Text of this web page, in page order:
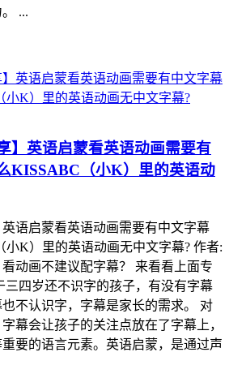
...
】英语启蒙看英语动画需要有
KISSABC（小K）里的英语动
英语启蒙看英语动画需要有中文字幕
小K）里的英语动画无中文字幕? 作者:
动画不建议配字幕？ 来看看上面专
三四岁还不识字的孩子，有没有字幕
不认识字，字幕是家长的需求。 对
幕会让孩子的关注点放在了字幕上，
要的语言元素。英语启蒙，是通过声